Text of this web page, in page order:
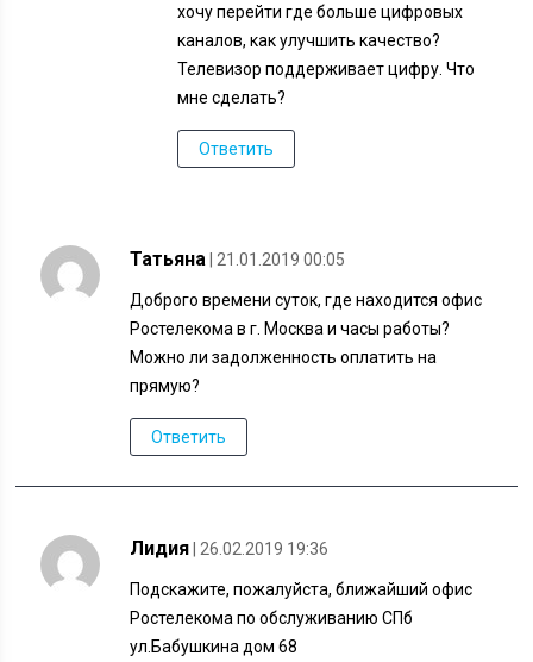
хочу перейти где больше цифровых
каналов, как улучшить качество?
Телевизор поддерживает цифру. Что
мне сделать?
Ответить
Татьяна | 21.01.2019 00:05
Доброго времени суток, где находится офис
Ростелекома в г. Москва и часы работы?
Можно ли задолженность оплатить на
прямую?
Ответить
Лидия | 26.02.2019 19:36
Подскажите, пожалуйста, ближайший офис
Ростелекома по обслуживанию СПб
ул.Бабушкина дом 68